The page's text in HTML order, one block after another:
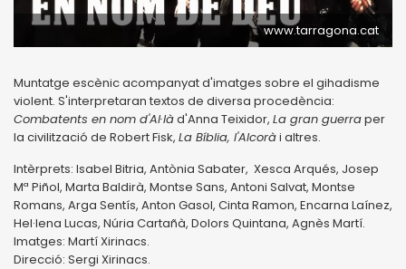
www.tarragona.cat
Muntatge escènic acompanyat d'imatges sobre el gihadisme
violent. S'interpretaran textos de diversa procedència:
Combatents en nom d'Al·làd'Anna Teixidor, La gran guerraper
la civilització de Robert Fisk, La Bíblia, l'Alcorài altres.
Intèrprets: Isabel Bitria, Antònia Sabater, Xesca Arqués, Josep
Mª Piñol, Marta Baldirà, Montse Sans, Antoni Salvat, Montse
Romans, Arga Sentís, Anton Gasol, Cinta Ramon, Encarna Laínez,
Hel·lena Lucas, Núria Cartañà, Dolors Quintana, Agnès Martí.
Imatges: Martí Xirinacs.
Direcció: Sergi Xirinacs.